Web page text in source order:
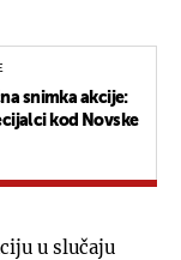
snimka akcije:
kod Novske
u slučaju